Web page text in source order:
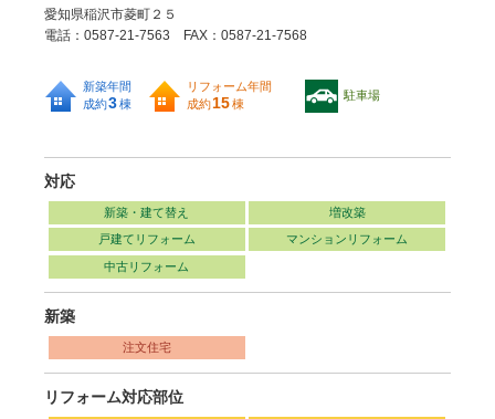
愛知県稲沢市菱町２５
電話：0587-21-7563 FAX：0587-21-7568
新築年間
成約3棟
リフォーム年間
成約15棟
駐車場
対応
新築・建て替え 増改築
戸建てリフォーム マンションリフォーム
中古リフォーム
新築
注文住宅
リフォーム対応部位